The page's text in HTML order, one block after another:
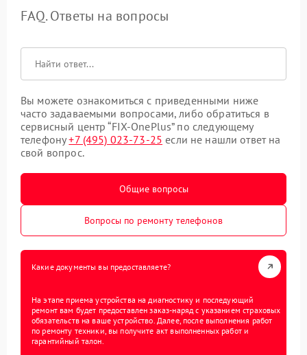
FAQ. Ответы на вопросы
Вы можете ознакомиться с приведенными ниже
часто задаваемыми вопросами, либо обратиться в
сервисный центр “FIX-OnePlus” по следующему
телефону+7 (495) 023-73-25 если не нашли ответ на
свой вопрос.
Общие вопросы
Вопросы по ремонту телефонов
Какие документы вы предоставляете?
На этапе приема устройства на диагностику и последующий
ремонт вам будет предоставлен заказ-наряд с указанием страховых
обязательств на ваше устройство. Далее, после выполнения работ
по ремонту техники, вы получите акт выполненных работ и
гарантийный талон.